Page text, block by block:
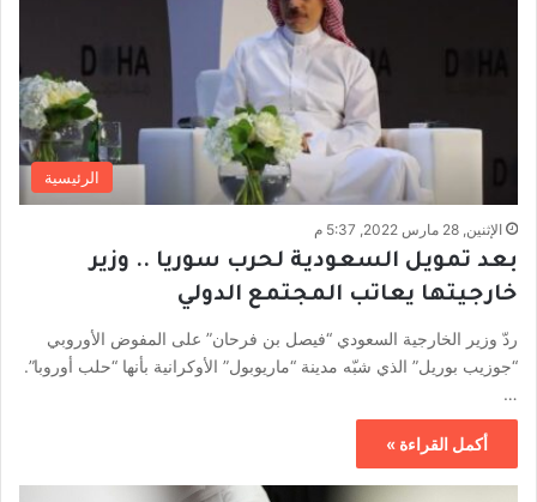
الرئيسية
الإثنين, 28 مارس 2022, 5:37 م
بعد تمويل السعودية لحرب سوريا .. وزير
خارجيتها يعاتب المجتمع الدولي
ردّ وزير الخارجية السعودي “فيصل بن فرحان” على المفوض الأوروبي
“جوزيب بوريل” الذي شبّه مدينة “ماريوبول” الأوكرانية بأنها “حلب أوروبا”.
…
أكمل القراءة »